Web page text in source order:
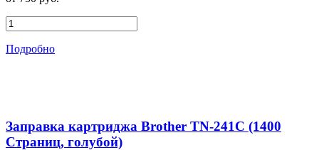
Подробно
Заправка картриджа Brother TN-241C (1400
Страниц, голубой)